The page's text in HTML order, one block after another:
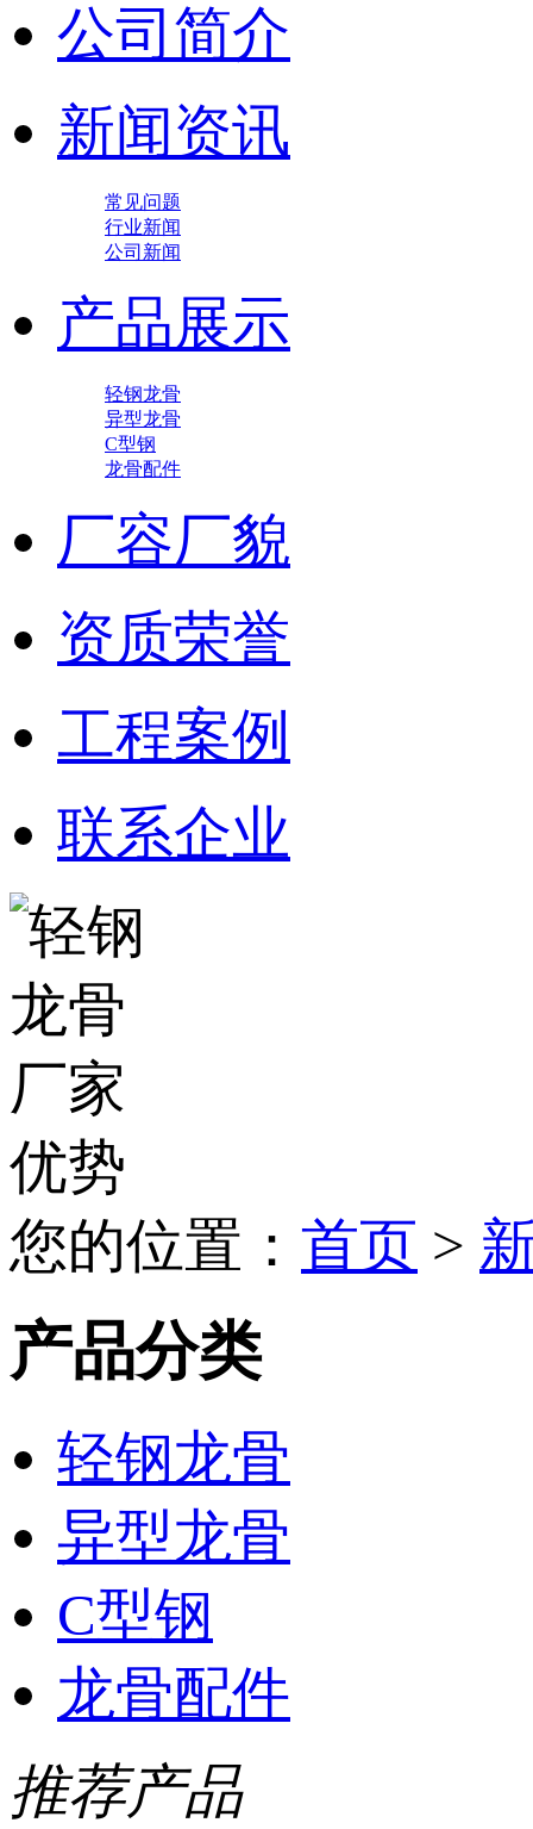
公司简介
新闻资讯
常见问题
行业新闻
公司新闻
产品展示
轻钢龙骨
异型龙骨
C型钢
龙骨配件
厂容厂貌
资质荣誉
工程案例
联系企业
您的位置： 首页 >
产品分类
轻钢龙骨
异型龙骨
C型钢
龙骨配件
推荐产品